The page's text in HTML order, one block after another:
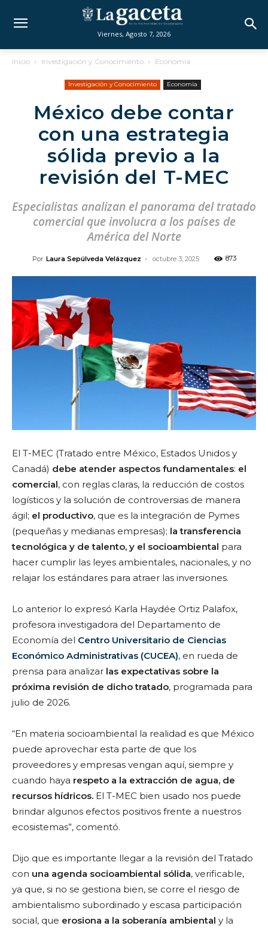
Viernes, Agosto 7, 2026
Inicio Investigación y Conocimiento Economía
Investigación y Conocimiento Economía
México debe contar
con una estrategia
sólida previo a la
revisión del T-MEC
Especialistas analizan el panorama del tratado
comercial que involucra a los países de
América del Norte
Por Laura Sepúlveda Velázquez - octubre 3, 2025 873
El T-MEC (Tratado entre México, Estados Unidos y
Canadá) debe atender aspectos fundamentales: el
comercial, con reglas claras, la reducción de costos
logísticos y la solución de controversias de manera
ágil; el productivo, que es la integración de Pymes
(pequeñas y medianas empresas); la transferencia
tecnológica y de talento, y el socioambiental para
hacer cumplir las leyes ambientales, nacionales, y no
relajar los estándares para atraer las inversiones.
Lo anterior lo expresó Karla Haydée Ortiz Palafox,
profesora investigadora del Departamento de
Economía del Centro Universitario de Ciencias
Económico Administrativas (CUCEA), en rueda de
prensa para analizar las expectativas sobre la
próxima revisión de dicho tratado, programada para
julio de 2026.
“En materia socioambiental la realidad es que México
puede aprovechar esta parte de que los
proveedores y empresas vengan aquí, siempre y
cuando haya respeto a la extracción de agua, de
recursos hídricos. El T-MEC bien usado nos puede
brindar algunos efectos positivos frente a nuestros
ecosistemas”, comentó.
Dijo que es importante llegar a la revisión del Tratado
con una agenda socioambiental sólida, verificable,
ya que, si no se gestiona bien, se corre el riesgo de
ambientalismo subordinado y escasa participación
social, que erosiona a la soberanía ambiental y la